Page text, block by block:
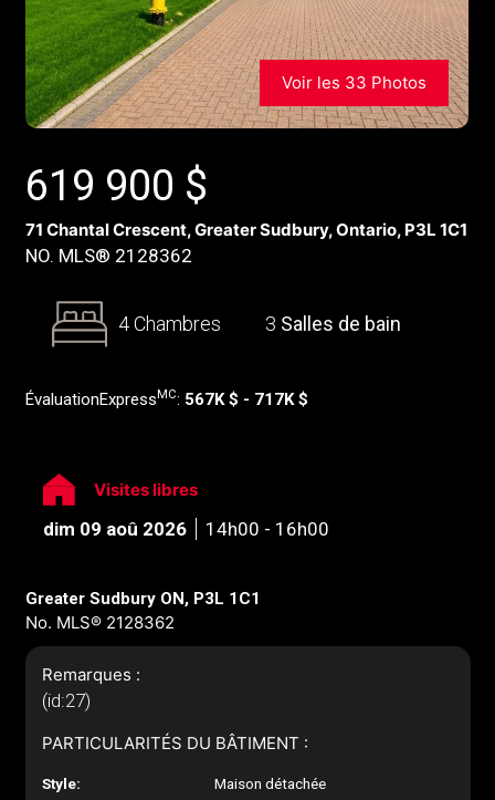
Voir les 33 Photos
619 900 $
71 Chantal Crescent, Greater Sudbury, Ontario, P3L 1C1
NO. MLS® 2128362
4 Chambres 3 Salles de bain
ÉvaluationExpress MC: 567K $ - 717K $
Visites libres
dim 09 aoû 2026 14h00 - 16h00
Greater Sudbury ON, P3L 1C1
No. MLS® 2128362
Remarques :
(id:27)
PARTICULARITÉS DU BÂTIMENT :
Style:
Maison détachée